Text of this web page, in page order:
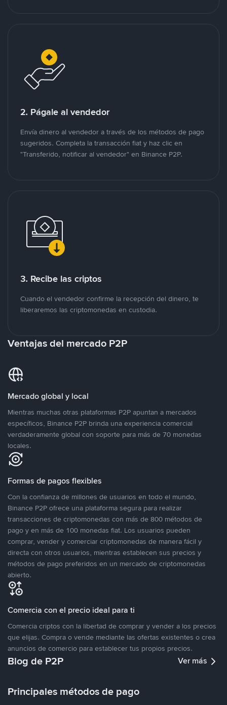
2. Págale al vendedor
Envía dinero al vendedor a través de los métodos de pago
sugeridos. Completa la transacción fiat y haz clic en
"Transferido, notificar al vendedor" en Binance P2P.
3. Recibe las criptos
Cuando el vendedor confirme la recepción del dinero, te
liberaremos las criptomonedas en custodia.
Ventajas del mercado P2P
Mercado global y local
Mientras muchas otras plataformas P2P apuntan a mercados
específicos, Binance P2P brinda una experiencia comercial
verdaderamente global con soporte para más de 70 monedas
locales.
Formas de pagos flexibles
Con la confianza de millones de usuarios en todo el mundo,
Binance P2P ofrece una plataforma segura para realizar
transacciones de criptomonedas con más de 800 métodos de
pago y en más de 100 monedas fiat. Los usuarios pueden
comprar, vender y comerciar criptomonedas de manera fácil y
directa con otros usuarios, mientras establecen sus precios y
métodos de pago preferidos en un mercado de criptomonedas
abierto.
Comercia con el precio ideal para ti
Comercia criptos con la libertad de comprar y vender a los precios
que elijas. Compra o vende mediante las ofertas existentes o crea
anuncios de comercio para establecer tus propios precios.
Blog de P2P Ver más
Principales métodos de pago